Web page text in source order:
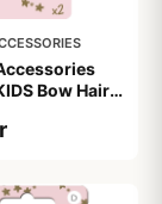
Bow Hair